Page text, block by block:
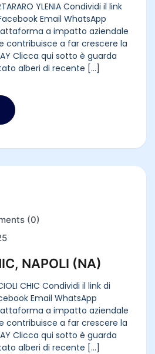
YLENIA Condividi il link
Email WhatsApp
a impatto aziendale
contribuisce a far crescere la
Clicca qui sotto è guarda
alberi di recente [...]
(0)
NAPOLI (NA)
CHIC Condividi il link di
Email WhatsApp
a impatto aziendale
contribuisce a far crescere la
Clicca qui sotto è guarda
alberi di recente [...]